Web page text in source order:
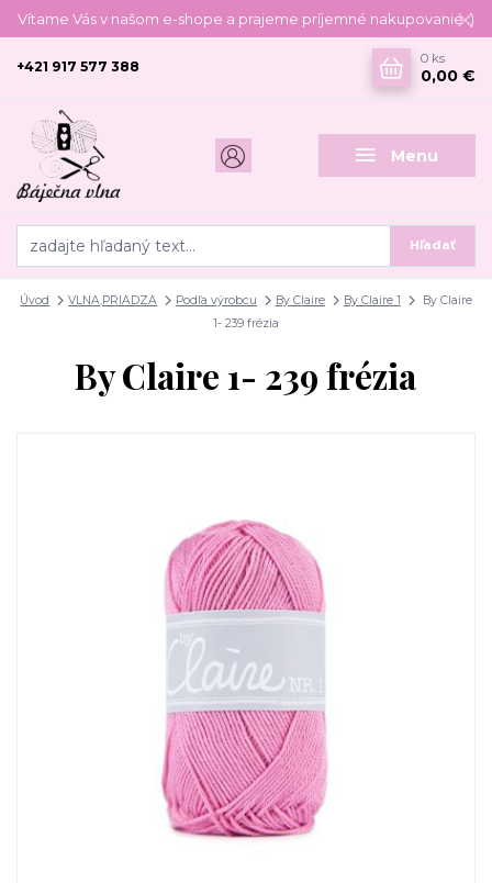
Vítame Vás v našom e-shope a prajeme príjemné nakupovanie :)
Menu
Hľadať
+421 917 577 388
0 ks
0,00 €
Úvod VLNA,PRIADZA Podľa výrobcu By Claire By Claire 1
By Claire
1- 239 frézia
By Claire 1- 239 frézia